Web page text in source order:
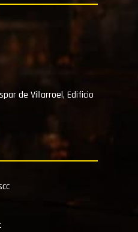
de Villarroel, Edificio